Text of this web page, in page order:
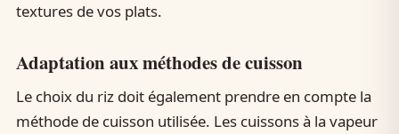
textures de vos plats.
Adaptation aux méthodes de cuisson
Le choix du riz doit également prendre en compte la
méthode de cuisson utilisée. Les cuissons à la vapeur